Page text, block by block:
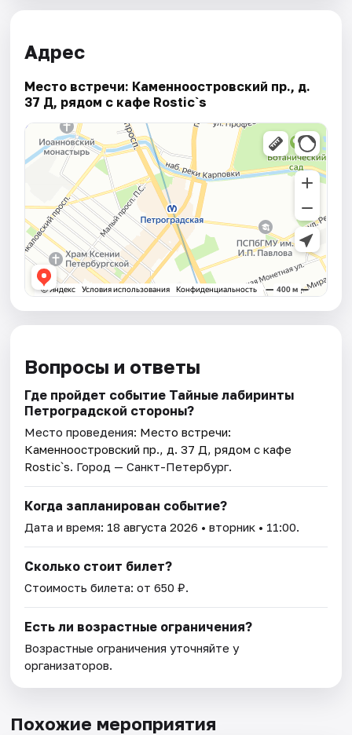
Адрес
Место встречи: Каменноостровский пр., д.
37 Д, рядом с кафе Rostic`s
Вопросы и ответы
Где пройдет событие Тайные лабиринты
Петроградской стороны?
Место проведения: Место встречи:
Каменноостровский пр., д. 37 Д, рядом с кафе
Rostic`s. Город — Санкт-Петербург.
Когда запланирован событие?
Дата и время: 18 августа 2026 • вторник • 11:00.
Сколько стоит билет?
Стоимость билета: от 650 ₽.
Есть ли возрастные ограничения?
Возрастные ограничения уточняйте у
организаторов.
Похожие мероприятия